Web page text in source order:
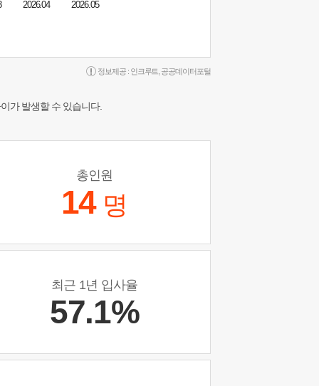
2026.04 2026.05
정보제공 : 인크루트 공공데이터포털
가 발생할 수 있습니다.
총인원
14 명
최근 1년 입사율
57.1%